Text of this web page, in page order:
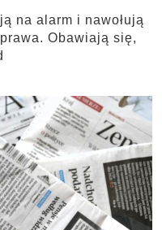
na alarm i nawołują
Obawiają się,